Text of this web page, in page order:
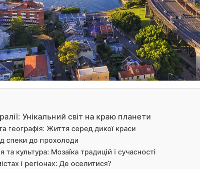
Унікальний світ на краю планети
географія: Життя серед дикої краси
спеки до прохолоди
та культура: Мозаїка традицій і сучасності
і регіонах: Де оселитися?